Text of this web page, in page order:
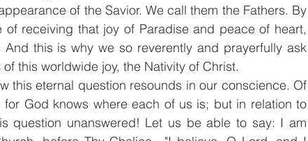
of the Savior. We call them the Fathers. By
receiving that joy of Paradise and peace of heart,
this is why we so reverently and prayerfully ask
this worldwide joy, the Nativity of Christ.
this eternal question resounds in our conscience. Of
God knows where each of us is; but in relation to
question unanswered! Let us be able to say: I am